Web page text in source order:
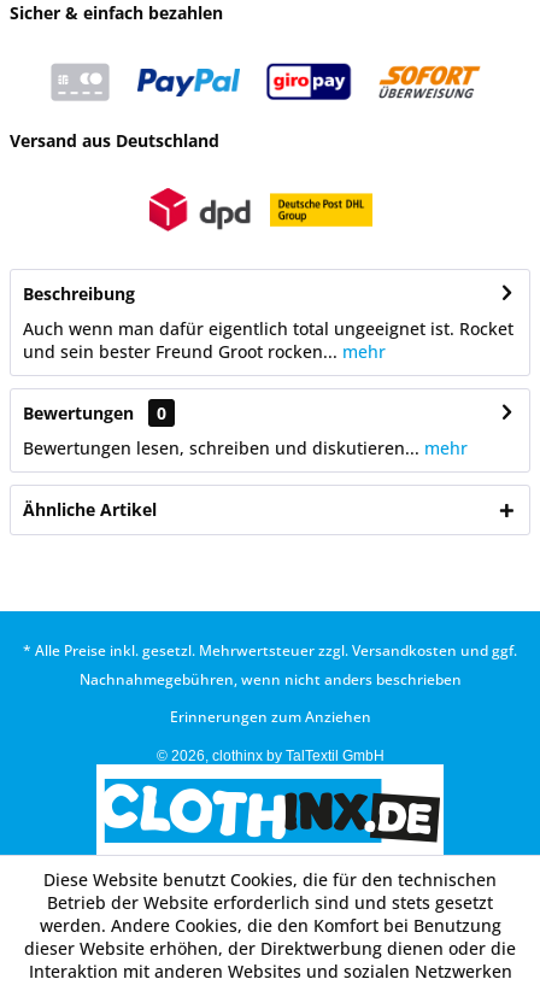
Sicher & einfach bezahlen
Versand aus Deutschland
Beschreibung
Auch wenn man dafür eigentlich total ungeeignet ist. Rocket
und sein bester Freund Groot rocken... mehr
Bewertungen
0
Bewertungen lesen, schreiben und diskutieren... mehr
Ähnliche Artikel
* Alle Preise inkl. gesetzl. Mehrwertsteuer zzgl.Versandkosten und ggf.
Nachnahmegebühren, wenn nicht anders beschrieben
Erinnerungen zum Anziehen
© 2026, clothinx by TalTextil GmbH
Diese Website benutzt Cookies, die für den technischen
Betrieb der Website erforderlich sind und stets gesetzt
werden. Andere Cookies, die den Komfort bei Benutzung
dieser Website erhöhen, der Direktwerbung dienen oder die
Interaktion mit anderen Websites und sozialen Netzwerken